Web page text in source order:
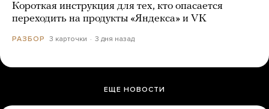
Короткая инструкция для тех, кто опасается
переходить на продукты «Яндекса» и VK
РАЗБОР 3 карточки 3 дня назад
ЕЩЕ НОВОСТИ